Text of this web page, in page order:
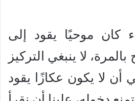
كان موحيًا يقود إلى
لا ينبغي التركيز
أن لا يكون عكازًا يقود